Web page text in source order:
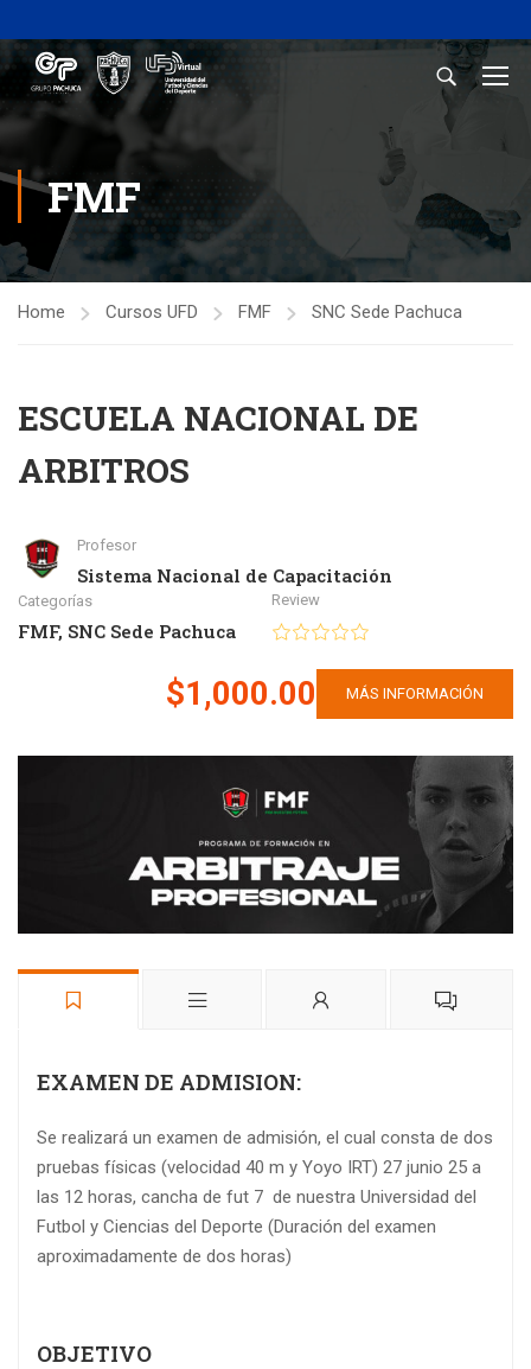
FMF
Home Cursos UFD FMF SNC Sede Pachuca
ESCUELA NACIONAL DE
ARBITROS
Profesor
Sistema Nacional de Capacitación
Categorías
FMF, SNC Sede Pachuca
Review
$1,000.00 MÁS INFORMACIÓN
EXAMEN DE ADMISION:
Se realizará un examen de admisión, el cual consta de dos
pruebas físicas (velocidad 40 m y Yoyo IRT) 27 junio 25 a
las 12 horas, cancha de fut 7 de nuestra Universidad del
Futbol y Ciencias del Deporte (Duración del examen
aproximadamente de dos horas)
OBJETIVO